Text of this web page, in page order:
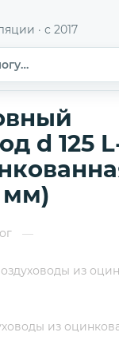
· с 2017
d 125
мм)
—
из
из